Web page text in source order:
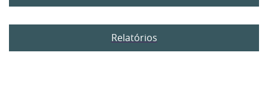
Relatórios